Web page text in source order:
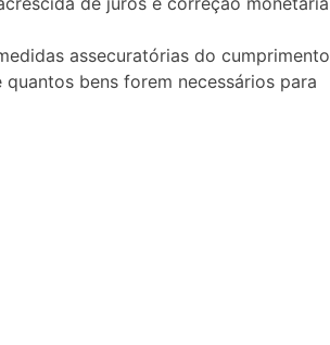
assecuratórias do cumprimento
bens forem necessários para